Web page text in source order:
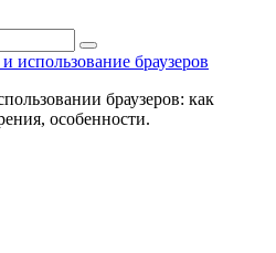
использование браузеров
браузеров: как
особенности.